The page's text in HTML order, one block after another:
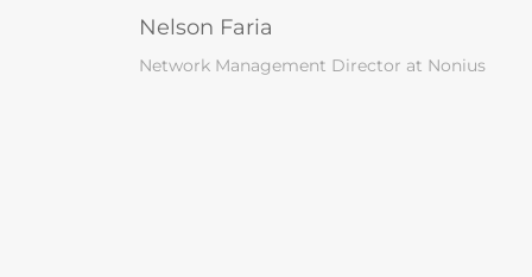
Nelson Faria
Network Management Director at Nonius